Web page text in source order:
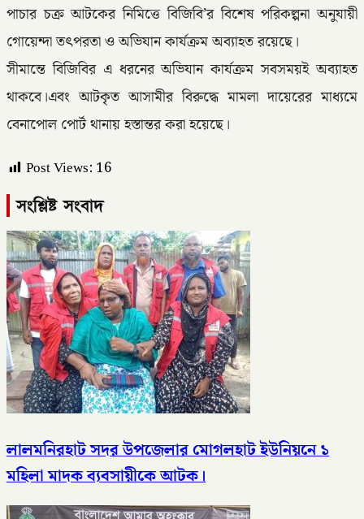
পাচার চক্র আটকের নিমিত্তে বিজিবি’র বিশেষ পরিকল্পনা অনুযায়ী
গোয়েন্দা তৎপরতা ও অভিযান কার্যক্রম অব্যাহত রয়েছে।
সীমান্তে বিজিবির এ ধরনের অভিযান কার্যক্রম সবসময়ই অব্যাহত
থাকবে।এবং আটকৃত আসামীর বিরুদ্ধে মামলা দায়েরের মাধ্যমে
বেনাপোল পোর্ট থানায় হস্তান্তর করা হয়েছে।
Post Views: 16
সংশ্লিষ্ট সংবাদ
লালমনিরহাট সদর উপজেলার মোগলহাট ইউনিয়নে ১
মহিলা মাদক ব্যবসায়ীকে আটক।